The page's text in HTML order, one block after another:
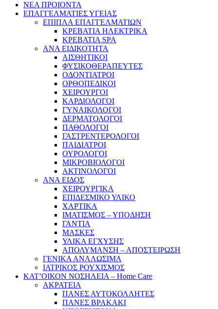
ΝΕΑ ΠΡΟΙΟΝΤΑ
ΕΠΑΓΓΕΛΜΑΤΙΕΣ ΥΓΕΙΑΣ
ΕΠΙΠΛΑ ΕΠΑΓΓΕΛΜΑΤΙΩΝ
ΚΡΕΒΑΤΙΑ ΗΛΕΚΤΡΙΚΑ
ΚΡΕΒΑΤΙΑ SPA
ΑΝΑ ΕΙΔΙΚΟΤΗΤΑ
ΑΙΣΘΗΤΙΚΟΙ
ΦΥΣΙΚΟΘΕΡΑΠΕΥΤΕΣ
ΟΔΟΝΤΙΑΤΡΟΙ
ΟΡΘΟΠΕΔΙΚΟΙ
ΧΕΙΡΟΥΡΓΟΙ
ΚΑΡΔΙΟΛΟΓΟΙ
ΓΥΝΑΙΚΟΛΟΓΟΙ
ΔΕΡΜΑΤΟΛΟΓΟΙ
ΠΑΘΟΛΟΓΟΙ
ΓΑΣΤΡΕΝΤΕΡΟΛΟΓΟΙ
ΠΑΙΔΙΑΤΡΟΙ
ΟΥΡΟΛΟΓΟΙ
ΜΙΚΡΟΒΙΟΛΟΓΟΙ
ΑΚΤΙΝΟΛΟΓΟΙ
ΑΝΑ ΕΙΔΟΣ
ΧΕΙΡΟΥΡΓΙΚΑ
ΕΠΙΔΕΣΜΙΚΟ ΥΛΙΚΟ
ΧΑΡΤΙΚΑ
ΙΜΑΤΙΣΜΟΣ – ΥΠΟΔΗΣΗ
ΓΑΝΤΙΑ
ΜΑΣΚΕΣ
ΥΛΙΚΑ ΕΓΧΥΣΗΣ
ΑΠΟΛΥΜΑΝΣΗ – ΑΠΟΣΤΕΙΡΩΣΗ
ΓΕΝΙΚΑ ΑΝΑΛΩΣΙΜΑ
ΙΑΤΡΙΚΟΣ ΡΟΥΧΙΣΜΟΣ
ΚΑΤ’ΟΙΚΟΝ ΝΟΣΗΛΕΙΑ – Home Care
ΑΚΡΑΤΕΙΑ
ΠΑΝΕΣ ΑΥΤΟΚΟΛΛΗΤΕΣ
ΠΑΝΕΣ ΒΡΑΚΑΚΙ